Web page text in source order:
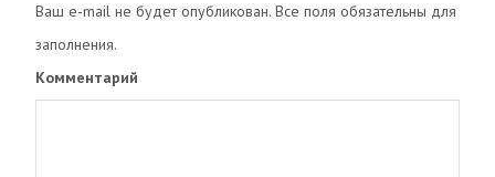
Ваш e-mail не будет опубликован. Все поля обязательны для
заполнения.
Комментарий